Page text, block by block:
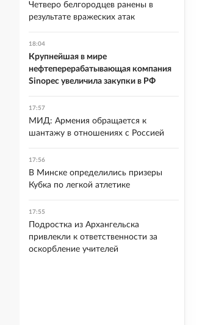
Четверо белгородцев ранены в
результате вражеских атак
18:04
Крупнейшая в мире
нефтеперерабатывающая компания
Sinopec увеличила закупки в РФ
17:57
МИД: Армения обращается к
шантажу в отношениях с Россией
17:56
В Минске определились призеры
Кубка по легкой атлетике
17:55
Подростка из Архангельска
привлекли к ответственности за
оскорбление учителей